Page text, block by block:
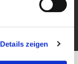
Details zeigen